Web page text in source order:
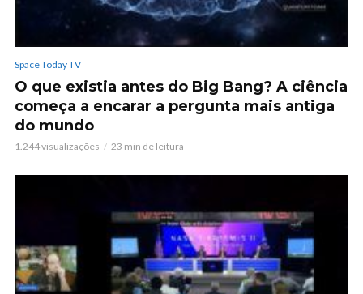
Space Today TV
O que existia antes do Big Bang? A ciência
começa a encarar a pergunta mais antiga
do mundo
1.244 visualizações 23 min de leitura